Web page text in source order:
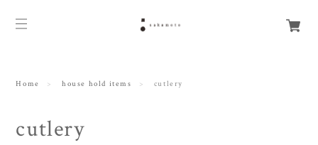
Home house hold items cutlery
cutlery